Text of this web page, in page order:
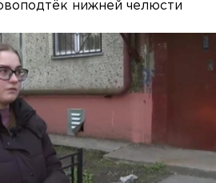
нижней челюсти